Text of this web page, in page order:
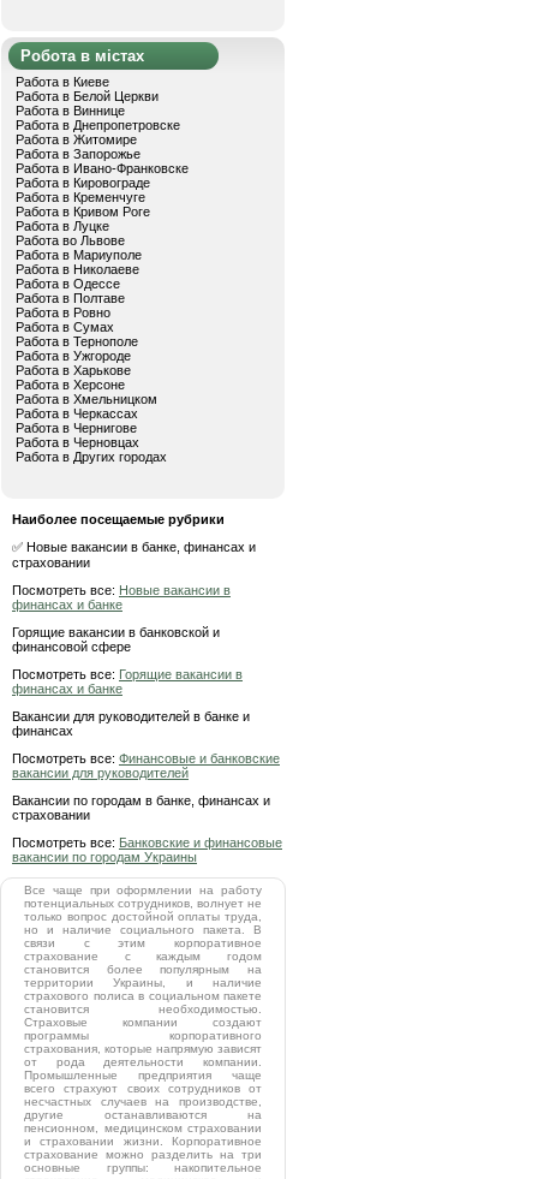
Робота в містах
Работа в Киеве
Работа в Белой Церкви
Работа в Виннице
Работа в Днепропетровске
Работа в Житомире
Работа в Запорожье
Работа в Ивано-Франковске
Работа в Кировограде
Работа в Кременчуге
Работа в Кривом Роге
Работа в Луцке
Работа во Львове
Работа в Мариуполе
Работа в Николаеве
Работа в Одессе
Работа в Полтаве
Работа в Ровно
Работа в Сумах
Работа в Тернополе
Работа в Ужгороде
Работа в Харькове
Работа в Херсоне
Работа в Хмельницком
Работа в Черкассах
Работа в Чернигове
Работа в Черновцах
Работа в Других городах
Наиболее посещаемые рубрики
✅ Новые вакансии в банке, финансах и
страховании
Посмотреть все: Новые вакансии в
финансах и банке
Горящие вакансии в банковской и
финансовой сфере
Посмотреть все: Горящие вакансии в
финансах и банке
Вакансии для руководителей в банке и
финансах
Посмотреть все: Финансовые и банковские
вакансии для руководителей
Вакансии по городам в банке, финансах и
страховании
Посмотреть все: Банковские и финансовые
вакансии по городам Украины
Все чаще при оформлении на работу
потенциальных сотрудников, волнует не
только вопрос достойной оплаты труда,
но и наличие социального пакета. В
связи с этим корпоративное
страхование с каждым годом
становится более популярным на
территории Украины, и наличие
страхового полиса в социальном пакете
становится необходимостью.
Страховые компании создают
программы корпоративного
страхования, которые напрямую зависят
от рода деятельности компании.
Промышленные предприятия чаще
всего страхуют своих сотрудников от
несчастных случаев на производстве,
другие останавливаются на
пенсионном, медицинском страховании
и страховании жизни. Корпоративное
страхование можно разделить на три
основные группы: накопительное